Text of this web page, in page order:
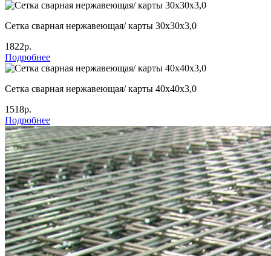
Сетка сварная нержавеющая/ карты 30х30х3,0
1822р.
Подробнее
Сетка сварная нержавеющая/ карты 40х40х3,0
1518р.
Подробнее